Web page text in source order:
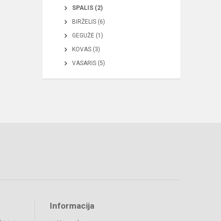
SPALIS (2)
BIRŽELIS (6)
GEGUŽĖ (1)
KOVAS (3)
VASARIS (5)
Informacija